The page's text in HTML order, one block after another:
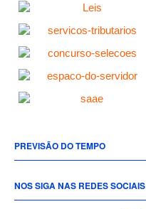
PREVISÃO DO TEMPO
NOS SIGA NAS REDES SOCIAIS